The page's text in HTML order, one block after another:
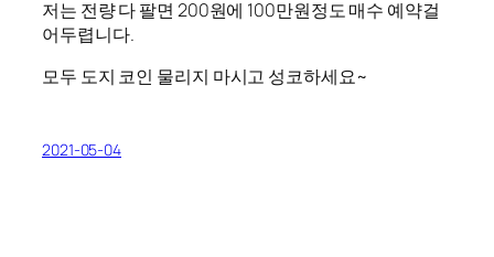
저는 전량 다 팔면 200원에 100만원정도 매수 예약걸
어두렵니다.
모두 도지 코인 물리지 마시고 성코하세요~
2021-05-04